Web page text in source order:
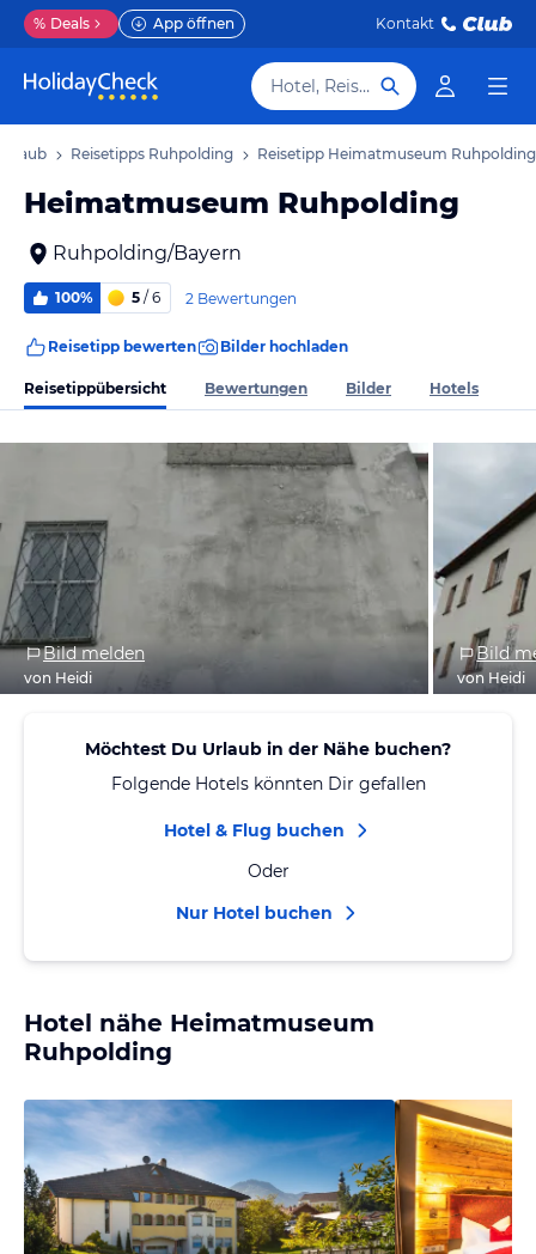
% Deals App öffnen Kontakt
Hotel, Reiseziel
Reisetipps Ruhpolding Reisetipp Heimatmuseum Ruhpolding
Heimatmuseum Ruhpolding
Ruhpolding/Bayern
100% 5 / 6 2 Bewertungen
Reisetipp bewerten Bilder hochladen
Reisetippübersicht Bewertungen Bilder Hotels
Bild melden
von Heidi
Bild
von Heidi
Möchtest Du Urlaub in der Nähe buchen?
Folgende Hotels könnten Dir gefallen
Hotel & Flug buchen
Oder
Nur Hotel buchen
Hotel nähe Heimatmuseum
Ruhpolding